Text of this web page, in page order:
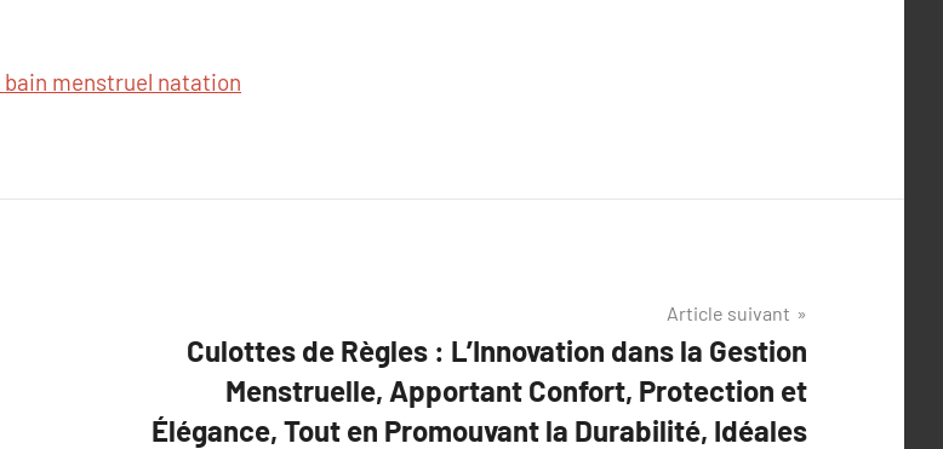
bain menstruel natation
Article suivant
Culottes de Règles : L’Innovation dans la Gestion
Menstruelle, Apportant Confort, Protection et
Élégance, Tout en Promouvant la Durabilité, Idéales